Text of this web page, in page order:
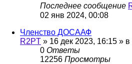
Последнее сообщение
02 янв 2024, 00:08
Членство ДОСААФ
R2PT » 16 дек 2023, 16:15 »
0 Ответы
12256 Просмотры